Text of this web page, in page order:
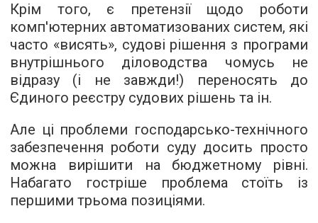
Крім того, є претензії щодо роботи
комп'ютерних автоматизованих систем, які
часто «висять», судові рішення з програми
внутрішнього діловодства чомусь не
відразу (і не завжди!) переносять до
Єдиного реєстру судових рішень та ін.
Але ці проблеми господарсько-технічного
забезпечення роботи суду досить просто
можна вирішити на бюджетному рівні.
Набагато гостріше проблема стоїть із
першими трьома позиціями.